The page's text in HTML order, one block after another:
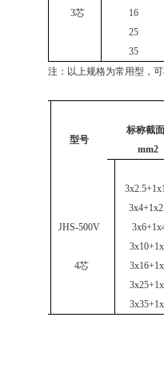
3芯
16
25
35
注：以上规格为常用型，
型号
标称截面
mm2
JHS-500V
4芯